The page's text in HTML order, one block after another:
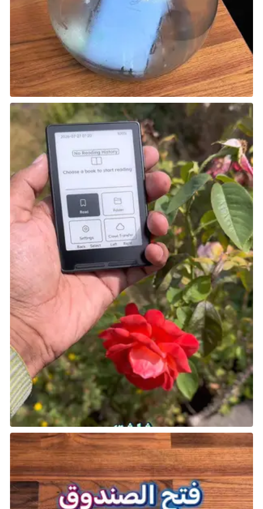
وفي النهاية لم يتجاوز PS Home المرحلة التجريبية مطلقًا،
ومازال يُعرف كفكرة فاشلة مع بعض الإمكانات.
الفشل في إضافة قيمة لجهاز
PlayStation Vita ودفع اللاعبين لاقتنائه
على الرغم من أن جهاز PS Vita كان لديه عدد قليل من
الألعاب المميزة، إلا أن الخطأ الأكبر في المنصة كان عدم
إيمان شركة Sony بها بشكل عام، كان الخطأ الكبير هنا هو
إنشاء جهاز Vita نفسه، حيث كان من الواضح في ذلك الوقت
أن سوق الأجهزة المحمولة قد تراجع بدرجة كبيرة.
مع سيطرة جهاز DS من Nintendo على الأحداث، لم تكن
هناك فرصة لنجاح Vita، ومع ذلك، فقد زادت الأمور سوءًا
بسبب النقص الشديد في ألعاب Vita، والنتيجة أن اللاعبون
أنفسهم لم يجدوا الدافع لشراء المنصة في ظل الألعاب
المحدود التي تقدمها والشح الواضح في عناوين الطرف
الاول الحصرية.
شارك هذه الصفحة عبر